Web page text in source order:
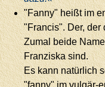
"Fanny" heißt im
"Francis". Der, der
Zumal beide
Franziska sind.
Es kann natürlich